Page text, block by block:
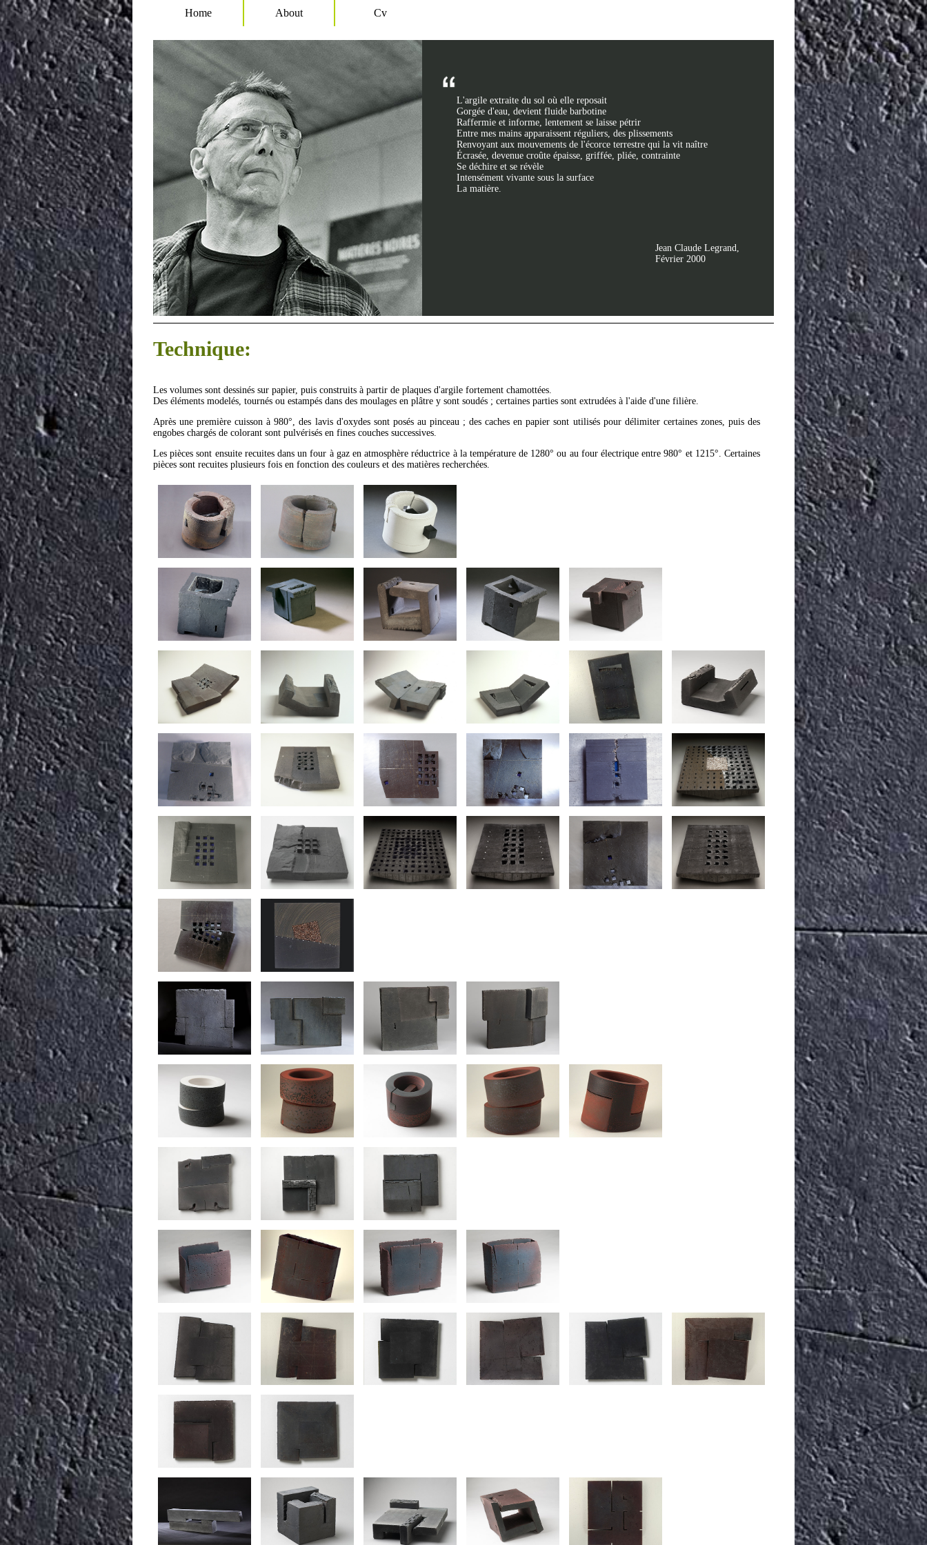
Home About Cv
L'argile extraite du sol où elle reposait
Gorgée d'eau, devient fluide barbotine
Raffermie et informe, lentement se laisse pétrir
Entre mes mains apparaissent réguliers, des plissements
Renvoyant aux mouvements de l'écorce terrestre qui la vit naître
Écrasée, devenue croûte épaisse, griffée, pliée, contrainte
Se déchire et se révèle
Intensément vivante sous la surface
La matière.
Jean Claude Legrand,
Février 2000
Technique:
Les volumes sont dessinés sur papier, puis construits à partir de plaques d'argile fortement chamottées.
Des éléments modelés, tournés ou estampés dans des moulages en plâtre y sont soudés ; certaines parties sont extrudées à l'aide d'une filière.
Après une première cuisson à 980°, des lavis d'oxydes sont posés au pinceau ; des caches en papier sont utilisés pour délimiter certaines zones, puis des
engobes chargés de colorant sont pulvérisés en fines couches successives.
Les pièces sont ensuite recuites dans un four à gaz en atmosphère réductrice à la température de 1280° ou au four électrique entre 980° et 1215°. Certaines
pièces sont recuites plusieurs fois en fonction des couleurs et des matières recherchées.